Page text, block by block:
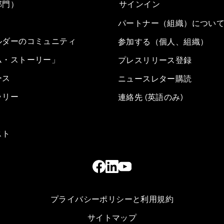
）
ーのコミュニティ
ストーリー」
リー
サインイン
パートナー（組織）につい
参加する（個人、組織）
プレスリリース登録
ニュースレター購読
連絡先 (英語のみ)
プライバシーポリシーと利用規約
サイトマップ